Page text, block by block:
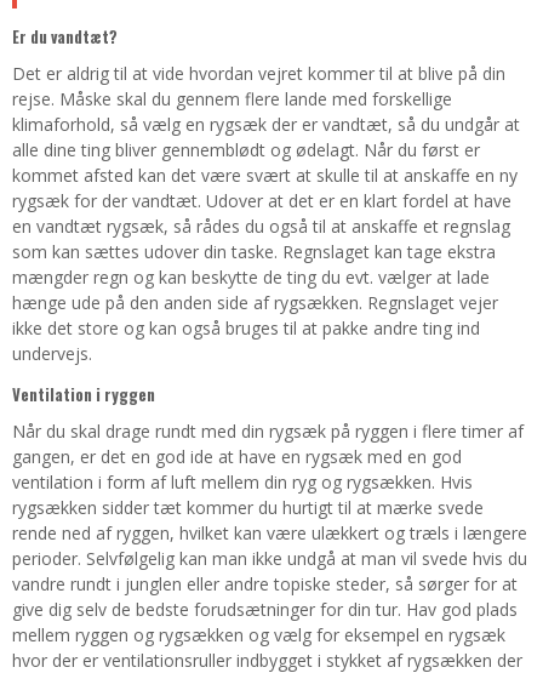
Er du vandtæt?
Det er aldrig til at vide hvordan vejret kommer til at blive på din
rejse. Måske skal du gennem flere lande med forskellige
klimaforhold, så vælg en rygsæk der er vandtæt, så du undgår at
alle dine ting bliver gennemblødt og ødelagt. Når du først er
kommet afsted kan det være svært at skulle til at anskaffe en ny
rygsæk for der vandtæt. Udover at det er en klart fordel at have
en vandtæt rygsæk, så rådes du også til at anskaffe et regnslag
som kan sættes udover din taske. Regnslaget kan tage ekstra
mængder regn og kan beskytte de ting du evt. vælger at lade
hænge ude på den anden side af rygsækken. Regnslaget vejer
ikke det store og kan også bruges til at pakke andre ting ind
undervejs.
Ventilation i ryggen
Når du skal drage rundt med din rygsæk på ryggen i flere timer af
gangen, er det en god ide at have en rygsæk med en god
ventilation i form af luft mellem din ryg og rygsækken. Hvis
rygsækken sidder tæt kommer du hurtigt til at mærke svede
rende ned af ryggen, hvilket kan være ulækkert og træls i længere
perioder. Selvfølgelig kan man ikke undgå at man vil svede hvis du
vandre rundt i junglen eller andre topiske steder, så sørger for at
give dig selv de bedste forudsætninger for din tur. Hav god plads
mellem ryggen og rygsækken og vælg for eksempel en rygsæk
hvor der er ventilationsruller indbygget i stykket af rygsækken der